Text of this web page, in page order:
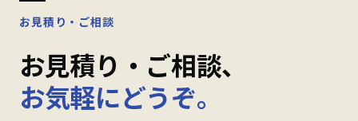
お見積り・ご相談
お見積り・ご相談、
お気軽にどうぞ。